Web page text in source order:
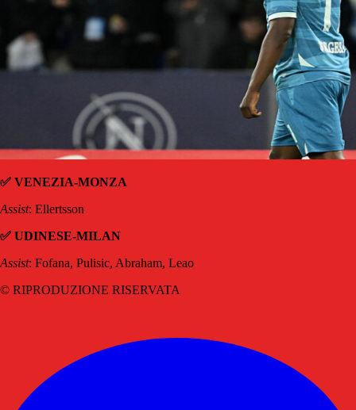
✅ VENEZIA-MONZA
Assist: Ellertsson
✅ UDINESE-MILAN
Assist: Fofana, Pulisic, Abraham, Leao
© RIPRODUZIONE RISERVATA